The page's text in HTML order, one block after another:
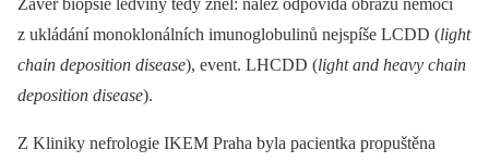
z ukládání monoklonálních imunoglobulinů nejspíše LCDD (light
chain deposition disease), event. LHCDD (light and heavy chain
deposition disease).
Z Kliniky nefrologie IKEM Praha byla pacientka propuštěna